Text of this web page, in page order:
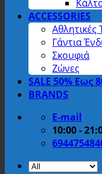
ACCESSORIES
Αθλητικές
Γάντια
Σκουφιά
Ζώνες
SALE 50% Εως
BRANDS
E-mail
10:00 -